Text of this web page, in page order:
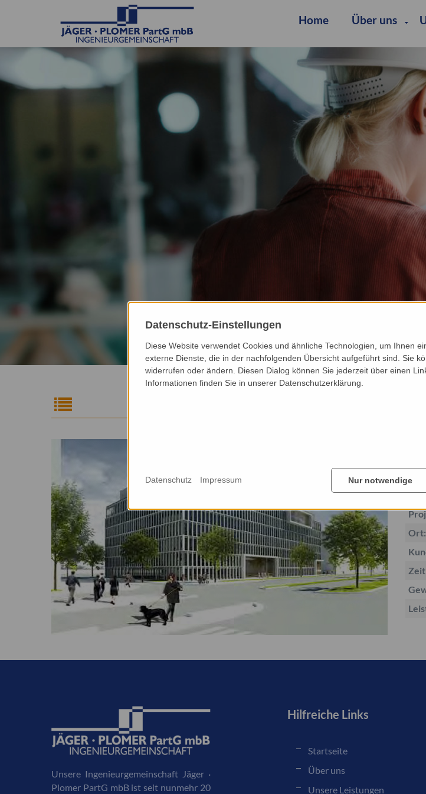
Home Über uns
Ort:
Unsere Ingenieurgemeinschaft Jäger ·
Plomer PartG mbB ist seit nunmehr 20
Hilfreiche Links
Startseite
Über uns
Unsere Leistungen
Datenschutz-Einstellungen
Diese Website verwendet Cookies und ähnliche Technologien, um Ihnen
externe Dienste, die in der nachfolgenden Übersicht aufgeführt sind. Sie
widerrufen oder ändern. Diesen Dialog können Sie jederzeit über einen
Informationen finden Sie in unserer Datenschutzerklärung.
Nur notwendige
Datenschutz Impressum